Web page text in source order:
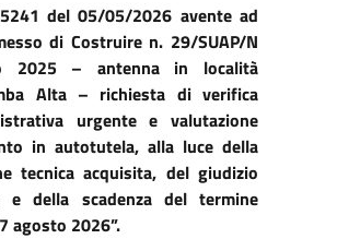
del 05/05/2026 avente ad
di Costruire n. 29/SUAP/N
2025 – antenna in località
Alta – richiesta di verifica
urgente e valutazione
in autotutela, alla luce della
tecnica acquisita, del giudizio
e della scadenza del termine
agosto 2026”.